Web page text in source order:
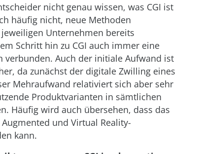
nicht genau wissen, was CGI ist
häufig nicht, neue Methoden
Unternehmen bereits
Schritt hin zu CGI auch immer eine
verbunden. Auch der initiale Aufwand ist
da zunächst der digitale Zwilling eines
Mehraufwand relativiert sich aber sehr
Produktvarianten in sämtlichen
Häufig wird auch übersehen, dass das
und Virtual Reality-
kann.